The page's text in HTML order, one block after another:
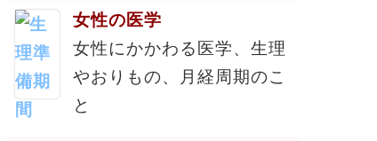
女性の医学
女性にかかわる医学、生理
やおりもの、月経周期のこ
と